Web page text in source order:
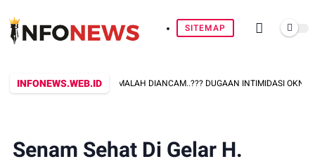
SITEMAP
INFONEWS.WEB.ID
PERKARA, MALAH DIANCAM..??? DUGAAN INTIMIDASI OKNUM
Senam Sehat Di Gelar H.